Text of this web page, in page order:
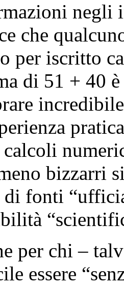
negli
che
per iscritto
di 51 + 40
calcoli
bizzarri
di fonti
per chi –
essere